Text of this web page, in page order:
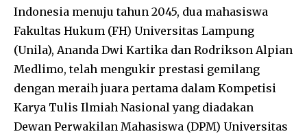
Indonesia menuju tahun 2045, dua mahasiswa
Fakultas Hukum (FH) Universitas Lampung
(Unila), Ananda Dwi Kartika dan Rodrikson Alpian
Medlimo, telah mengukir prestasi gemilang
dengan meraih juara pertama dalam Kompetisi
Karya Tulis Ilmiah Nasional yang diadakan
Dewan Perwakilan Mahasiswa (DPM) Universitas